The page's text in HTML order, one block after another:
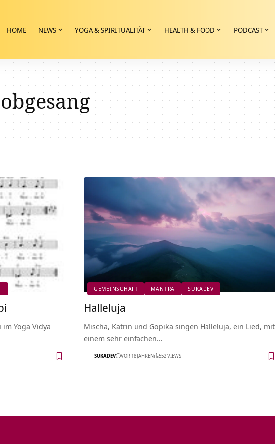
HOME NEWS YOGA & SPIRITUALITÄT HEALTH & FOOD PODCAST
Yoga Vidya
GEMEINSCHAFT MANTRA SUKADEV
Halleluja
Mischa, Katrin und Gopika singen Halleluja, ein Lied, mit
einem sehr einfachen…
SUKADEV VOR 18 JAHREN 552 VIEWS